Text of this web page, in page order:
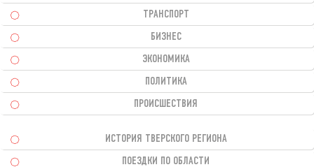
ТРАНСПОРТ
БИЗНЕС
ЭКОНОМИКА
ПОЛИТИКА
ПРОИСШЕСТВИЯ
ИСТОРИЯ ТВЕРСКОГО РЕГИОНА
ПОЕЗДКИ ПО ОБЛАСТИ